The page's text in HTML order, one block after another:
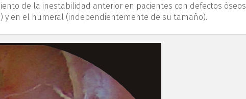
de la inestabilidad anterior en pacientes con defectos óseos
y en el humeral (independientemente de su tamaño).